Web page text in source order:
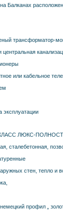
Балканах
трансформатор-
или кабельное
эксплуатации
ЛЮКС-
сталебетонная,
стен, тепло и
профил „